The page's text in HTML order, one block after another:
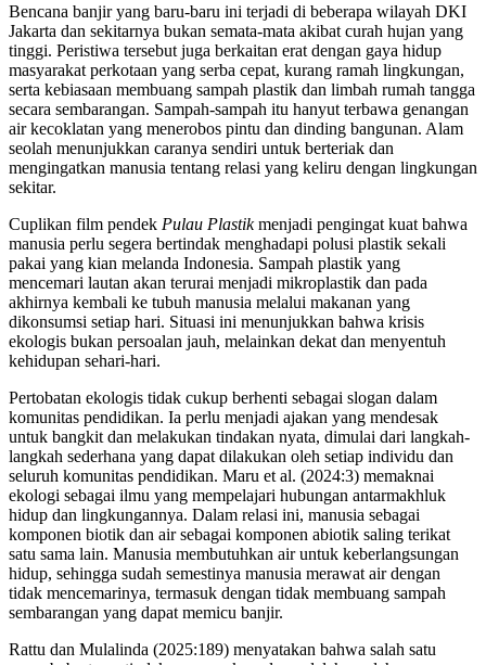
Bencana banjir yang baru-baru ini terjadi di beberapa wilayah DKI
Jakarta dan sekitarnya bukan semata-mata akibat curah hujan yang
tinggi. Peristiwa tersebut juga berkaitan erat dengan gaya hidup
masyarakat perkotaan yang serba cepat, kurang ramah lingkungan,
serta kebiasaan membuang sampah plastik dan limbah rumah tangga
secara sembarangan. Sampah-sampah itu hanyut terbawa genangan
air kecoklatan yang menerobos pintu dan dinding bangunan. Alam
seolah menunjukkan caranya sendiri untuk berteriak dan
mengingatkan manusia tentang relasi yang keliru dengan lingkungan
sekitar.
Cuplikan film pendek Pulau Plastikmenjadi pengingat kuat bahwa
manusia perlu segera bertindak menghadapi polusi plastik sekali
pakai yang kian melanda Indonesia. Sampah plastik yang
mencemari lautan akan terurai menjadi mikroplastik dan pada
akhirnya kembali ke tubuh manusia melalui makanan yang
dikonsumsi setiap hari. Situasi ini menunjukkan bahwa krisis
ekologis bukan persoalan jauh, melainkan dekat dan menyentuh
kehidupan sehari-hari.
Pertobatan ekologis tidak cukup berhenti sebagai slogan dalam
komunitas pendidikan. Ia perlu menjadi ajakan yang mendesak
untuk bangkit dan melakukan tindakan nyata, dimulai dari langkah-
langkah sederhana yang dapat dilakukan oleh setiap individu dan
seluruh komunitas pendidikan. Maru et al. (2024:3) memaknai
ekologi sebagai ilmu yang mempelajari hubungan antarmakhluk
hidup dan lingkungannya. Dalam relasi ini, manusia sebagai
komponen biotik dan air sebagai komponen abiotik saling terikat
satu sama lain. Manusia membutuhkan air untuk keberlangsungan
hidup, sehingga sudah semestinya manusia merawat air dengan
tidak mencemarinya, termasuk dengan tidak membuang sampah
sembarangan yang dapat memicu banjir.
Rattu dan Mulalinda (2025:189) menyatakan bahwa salah satu